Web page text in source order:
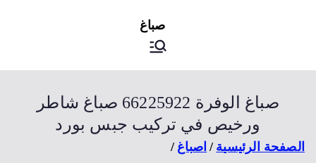
اصباغ
صباغ الكويت
صباغ الوفرة 66225922 صباغ شاطر
ورخيص في تركيب جبس بورد
الرئيسية
اصباغ